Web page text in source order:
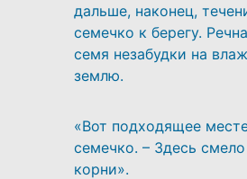
дальше, наконец,
семечко к берегу.
семя незабудки на
землю.
«Вот подходящее
семечко. – Здесь
корни».